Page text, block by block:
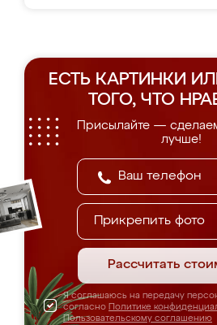
ЕСТЬ КАРТИНКИ
ТОГО, ЧТО
Присылайте —
лучше!
Прикрепить фото
Рассчитать
Я соглашаюсь на передачу
согласно Политике
Пользовательскому соглашению